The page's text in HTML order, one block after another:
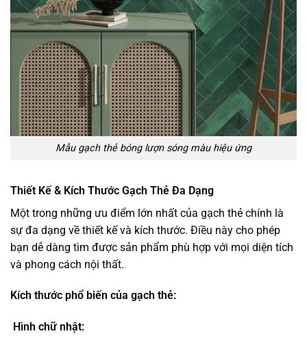
Mẫu gạch thẻ bóng lượn sóng màu hiệu ứng
Thiết Kế & Kích Thước Gạch Thẻ Đa Dạng
Một trong những ưu điểm lớn nhất của gạch thẻ chính là
sự đa dạng về thiết kế và kích thước. Điều này cho phép
bạn dễ dàng tìm được sản phẩm phù hợp với mọi diện tích
và phong cách nội thất.
Kích thước phổ biến của gạch thẻ:
Hình chữ nhật: